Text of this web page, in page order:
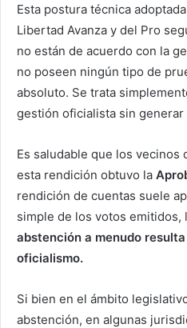
Esta postura técnica
Libertad Avanza y del Pro
no están de acuerdo con la
no poseen ningún tipo de
absoluto. Se trata
gestión oficialista sin
Es saludable que los vecinos
esta rendición obtuvo la
rendición de cuentas suele
simple de los votos emitidos,
abstención a menudo
oficialismo.
Si bien en el ámbito
abstención, en algunas